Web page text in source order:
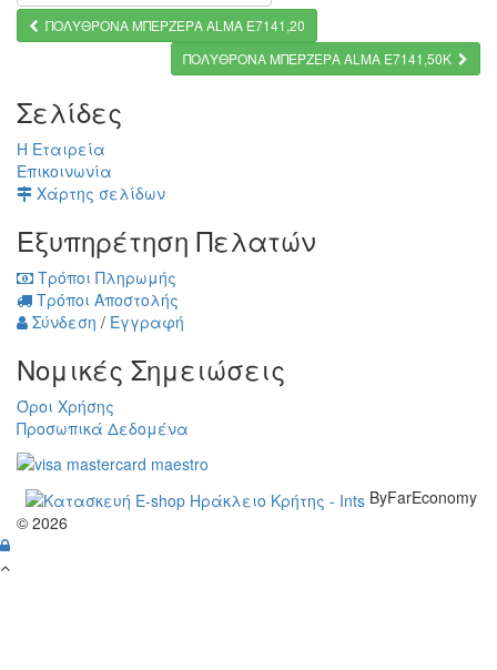
ΠΟΛΥΘΡΟΝΑ ΜΠΕΡΖΕΡΑ ALMA Ε7141,20
ΠΟΛΥΘΡΟΝΑ ΜΠΕΡΖΕΡΑ ALMA Ε7141,50Κ
Σελίδες
Η Εταιρεία
Επικοινωνία
Χάρτης σελίδων
Εξυπηρέτηση Πελατών
Τρόποι Πληρωμής
Τρόποι Αποστολής
Σύνδεση / Εγγραφή
Νομικές Σημειώσεις
Όροι Χρήσης
Προσωπικά Δεδομένα
ByFarEconomy
© 2026